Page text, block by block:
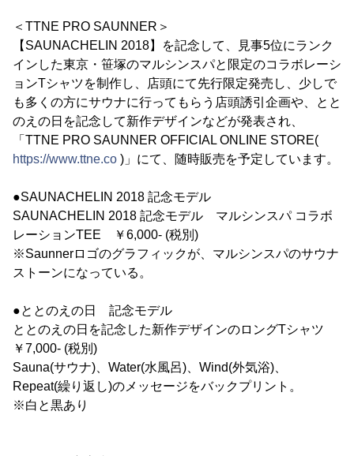
＜TTNE PRO SAUNNER＞
【SAUNACHELIN 2018】を記念して、見事5位にランク
インした東京・笹塚のマルシンスパと限定のコラボレーシ
ョンTシャツを制作し、店頭にて先行限定発売し、少しで
も多くの方にサウナに行ってもらう店頭誘引企画や、とと
のえの日を記念して新作デザインなどが発表され、
「TTNE PRO SAUNNER OFFICIAL ONLINE STORE(
https://www.ttne.co )」にて、随時販売を予定しています。
●SAUNACHELIN 2018 記念モデル
SAUNACHELIN 2018 記念モデル マルシンスパ コラボ
レーションTEE ￥6,000- (税別)
※Saunnerロゴのグラフィックが、マルシンスパのサウナ
ストーンになっている。
●ととのえの日 記念モデル
ととのえの日を記念した新作デザインのロングTシャツ
￥7,000- (税別)
Sauna(サウナ)、Water(水風呂)、Wind(外気浴)、
Repeat(繰り返し)のメッセージをバックプリント。
※白と黒あり